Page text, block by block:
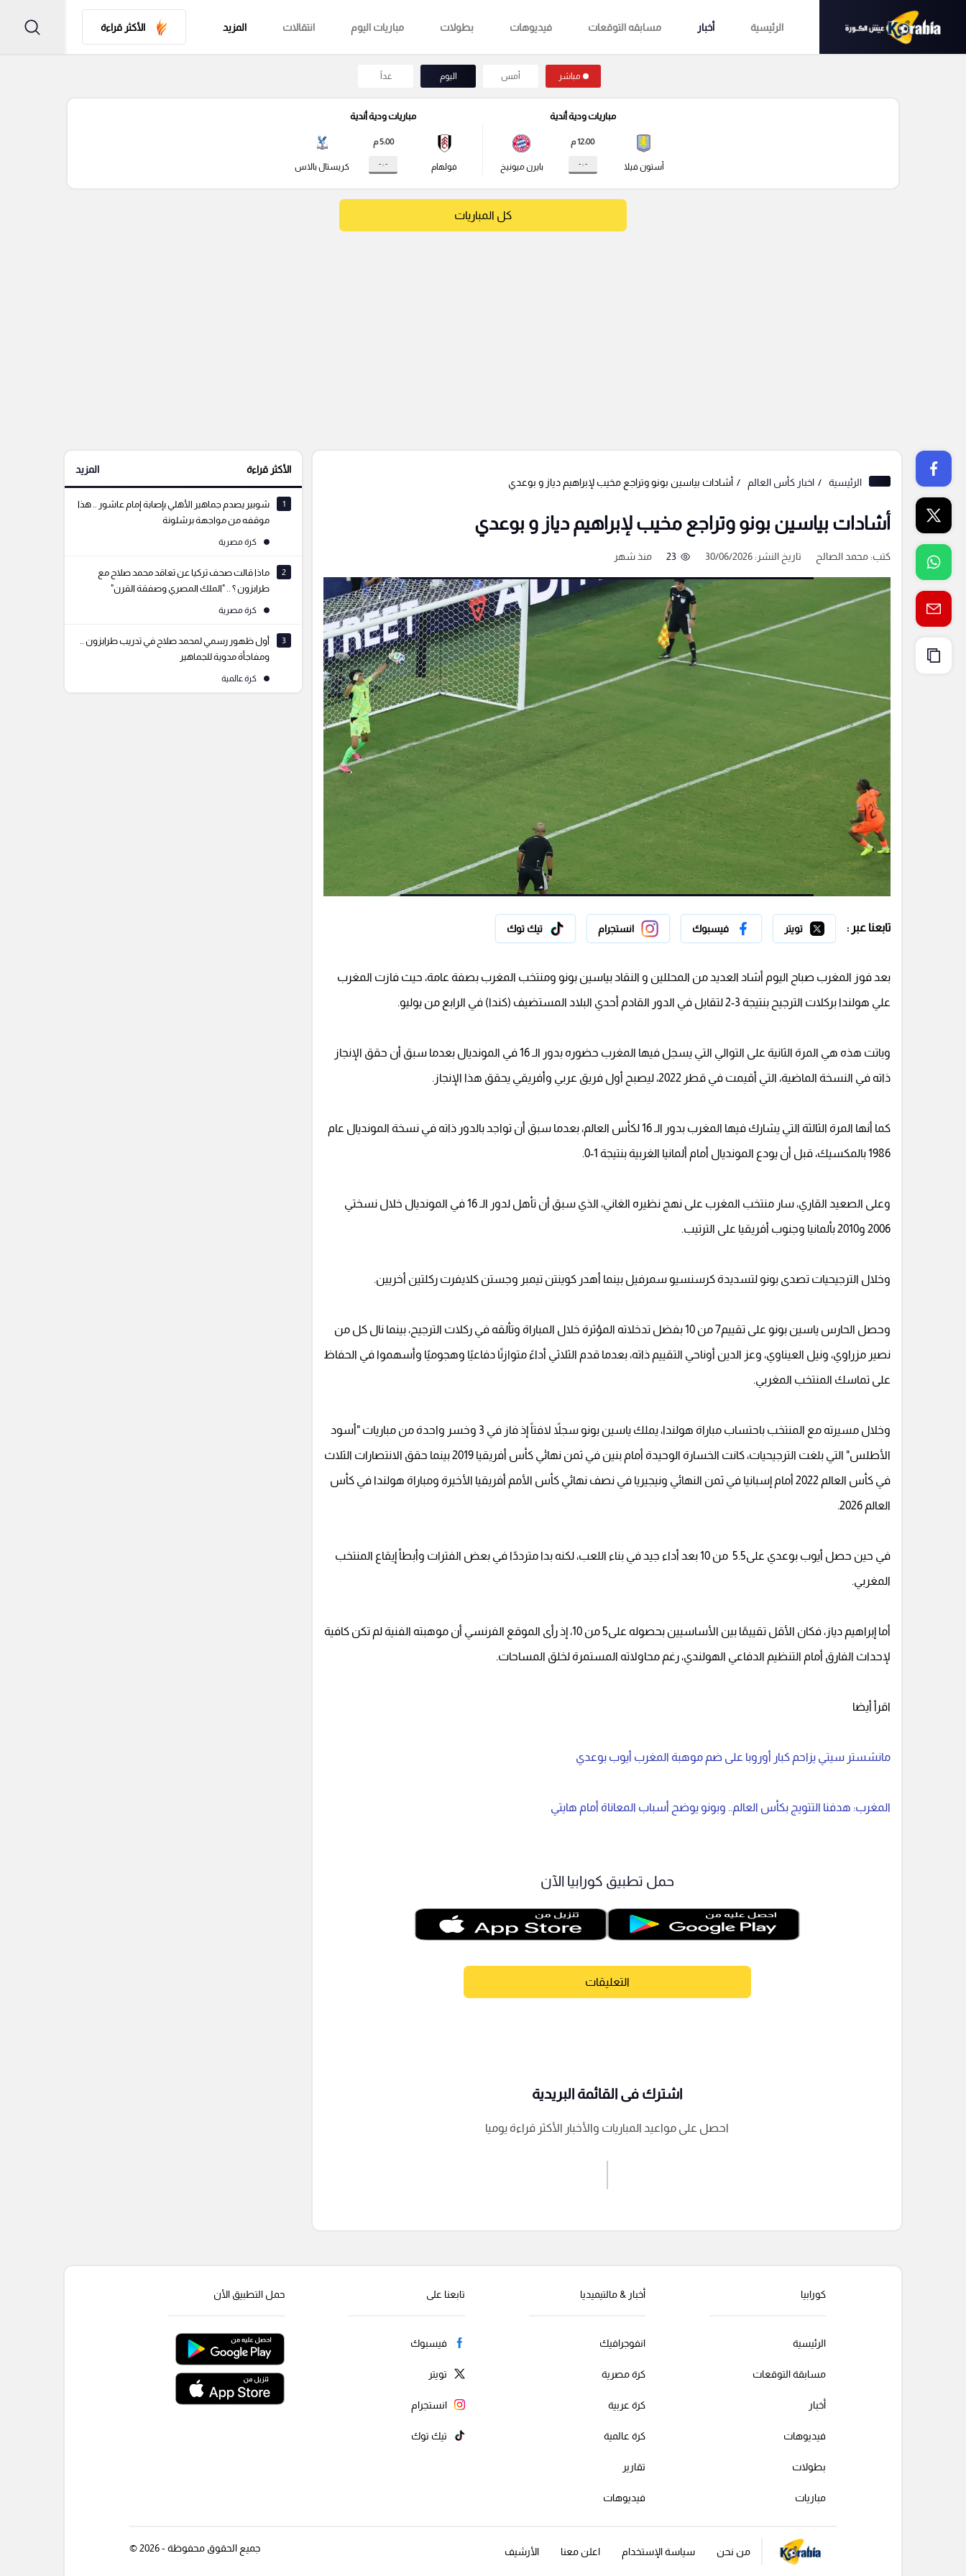
الرئيسية أخبار مسابقه التوقعات فيديوهات بطولات مباريات اليوم انتقالات المزيد الأكثر قراءة
مباشر أمس اليوم غداً
مباريات ودية أندية
أستون فيلا
12:00 م
- : - بايرن ميونيخ
مباريات ودية أندية
فولهام
5:00 م
- : - كريستال بالاس
كل المباريات
الرئيسية اخبار كأس العالم أشادات بياسين بونو وتراجع مخيب لإبراهيم دياز و بوعدي
أشادات بياسين بونو وتراجع مخيب لإبراهيم دياز و بوعدي
كتب:محمد الصالح تاريخ النشر: 30/06/2026 23 منذ شهر
تابعنا عبر : تويتر فيسبوك انستجرام تيك توك
بعد فوز المغرب صباح اليوم أشاد العديد من المحللين و النقاد بياسين بونو ومنتخب المغرب بصفة عامة، حيث فازت المغرب
علي هولندا بركلات الترجيح بنتيجة 3-2 لتقابل في الدور القادم أحدي البلاد المستضيف (كندا) في الرابع من يوليو.
وباتت هذه هي المرة الثانية على التوالي التي يسجل فيها المغرب حضوره بدور الـ 16 في المونديال بعدما سبق أن حقق الإنجاز
ذاته في النسخة الماضية، التي أقيمت في قطر 2022، ليصبح أول فريق عربي وأفريقي يحقق هذا الإنجاز.
كما أنها المرة الثالثة التي يشارك فيها المغرب بدور الـ 16 لكأس العالم، بعدما سبق أن تواجد بالدور ذاته في نسخة المونديال عام
1986 بالمكسيك، قبل أن يودع المونديال أمام ألمانيا الغربية بنتيجة 1-0.
وعلى الصعيد القاري، سار منتخب المغرب على نهج نظيره الغاني، الذي سبق أن تأهل لدور الـ 16 في المونديال خلال نسختي
2006 و2010 بألمانيا وجنوب أفريقيا على الترتيب.
وخلال الترجيحيات تصدى بونو لتسديدة كرسنسيو سمرفيل بينما أهدر كوينتن تيمبر وجستن كلايفرت ركلتين أخريين.
وحصل الحارس ياسين بونو على تقييم7 من 10 بفضل تدخلاته المؤثرة خلال المباراة وتألقه في ركلات الترجيح، بينما نال كل من
نصير مزراوي، ونيل العيناوي، وعز الدين أوناحي التقييم ذاته، بعدما قدم الثلاثي أداءً متوازنًا دفاعيًا وهجوميًا وأسهموا في الحفاظ
على تماسك المنتخب المغربي.
وخلال مسيرته مع المنتخب باحتساب مباراة هولندا، يملك ياسين بونو سجلاً لافتاً إذ فاز في 3 وخسر واحدة من مباريات "أسود
الأطلس" التي بلغت الترجيحيات، كانت الخسارة الوحيدة أمام بنين في ثمن نهائي كأس أفريقيا 2019 بينما حقق الانتصارات الثلاث
في كأس العالم 2022 أمام إسبانيا في ثمن النهائي ونيجيريا في نصف نهائي كأس الأمم أفريقيا الأخيرة ومباراة هولندا في كأس
العالم 2026.
في حين حصل أيوب بوعدي على5.5 من 10 بعد أداء جيد في بناء اللعب، لكنه بدا مترددًا في بعض الفترات وأبطأ إيقاع المنتخب
المغربي.
أما إبراهيم دياز، فكان الأقل تقييمًا بين الأساسيين بحصوله على5 من 10، إذ رأى الموقع الفرنسي أن موهبته الفنية لم تكن كافية
لإحداث الفارق أمام التنظيم الدفاعي الهولندي، رغم محاولاته المستمرة لخلق المساحات.
اقرأ أيضا
مانشستر سيتي يزاحم كبار أوروبا على ضم موهبة المغرب أيوب بوعدي
المغرب: هدفنا التتويج بكأس العالم.. وبونو يوضح أسباب المعاناة أمام هايتي
حمل تطبيق كورابيا الآن
التعليقات
إرسال تعليق
اشترك فى القائمة البريدية
احصل على مواعيد المباريات والأخبار الأكثر قراءة يوميا
الأكثر قراءة المزيد
1
شوبير يصدم جماهير الأهلي بإصابة إمام عاشور .. هذا
موقفه من مواجهة برشلونة
كرة مصرية
2
ماذا قالت صحف تركيا عن تعاقد محمد صلاح مع
طرابزون ؟ .. "الملك المصري وصفقة القرن"
كرة مصرية
3
أول ظهور رسمي لمحمد صلاح في تدريب طرابزون ..
ومفاجأة مدوية للجماهير
كرة عالمية
كورابيا
الرئيسية
مسابقة التوقعات
أخبار
فيديوهات
بطولات
مباريات
أخبار & مالتيميديا
انفوجرافيك
كرة مصرية
كرة عربية
كرة عالمية
تقارير
فيديوهات
تابعنا على
فيسبوك
تويتر
انستجرام
تيك توك
حمل التطبيق الأن
من نحن سياسة الإستخدام اعلن معنا الأرشيف جميع الحقوق محفوظة - 2026 ©